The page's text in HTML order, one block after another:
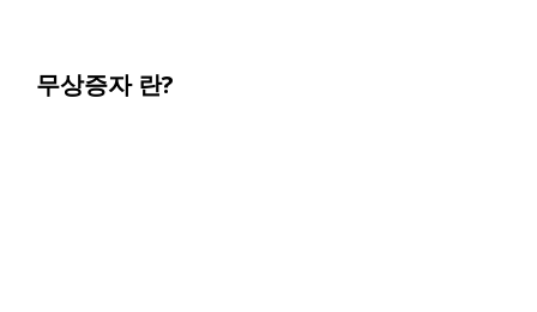
무상증자 란?